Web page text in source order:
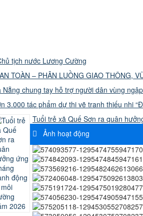
tịch nước Lương Cường
TOÀN – PHÂN LUỒNG GIAO THÔNG,
chung tay hỗ trợ người dân vùng
3.000 tác phẩm dự thi vẽ tranh thiếu nhi
Tuổi trẻ xã Quế Sơn ra quân
Ảnh hoạt động